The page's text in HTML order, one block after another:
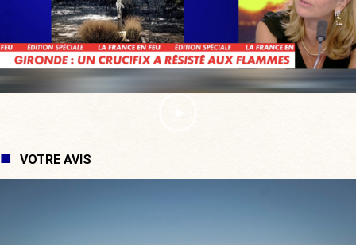
VOTRE AVIS